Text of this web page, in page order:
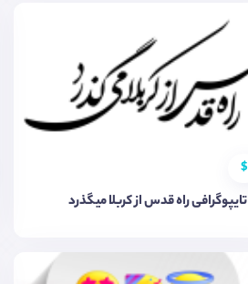
$
تایپوگرافی راه قدس از کربلا میگذرد